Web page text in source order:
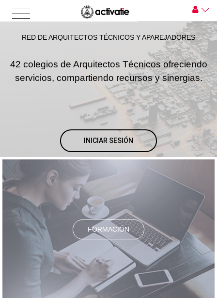
RED DE ARQUITECTOS TÉCNICOS Y APAREJADORES
42 colegios de Arquitectos Técnicos ofreciendo
servicios, compartiendo recursos y sinergias.
INICIAR SESIÓN
FORMACIÓN